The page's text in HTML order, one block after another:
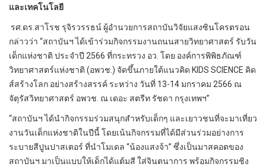
และเทคโนโลยี
รศ.ดร.สาโรช รุจิรวรรธน์ ผู้อำนวยการสถาบันวิจัยแสงซินโครตรอน
กล่าวว่า “สถาบันฯ ได้เข้าร่วมกิจกรรมงานถนนสายวิทยาศาสตร์ รับวัน
เด็กแห่งชาติ ประจำปี 2566 ที่กระทรวง อว. โดย องค์การพิพิธภัณฑ์
วิทยาศาสตร์แห่งชาติ (อพวช.) จัดขึ้นภายใต้แนวคิด KIDS SCIENCE คิด
ส์สร้างโลก อย่างสร้างสรรค์ ระหว่าง วันที่ 13-14 มกราคม 2566 ณ
จัตุรัสวิทยาศาสตร์ อพวช. ณ เดอะ สตรีท รัชดา กรุงเทพฯ”
“สถาบันฯ ได้นำกิจกรรมร่วมสนุกสำหรับเด็กๆ และเยาวชนที่จะมาเที่ยว
งานวันเด็กแห่งชาติในปีนี้ โดยเน้นกิจกรรมที่ได้มีส่วนร่วมอย่างการ
ระบายสีปูนปาสเตอร์ ที่นำโมเดล “น้องแสงจ้า” ซึ่งเป็นมาสคอตของ
สถาบันฯ มาเป็นแบบให้เด็กได้แต้มสี ใส่จินตนาการ พร้อมกิจกรรมชิง